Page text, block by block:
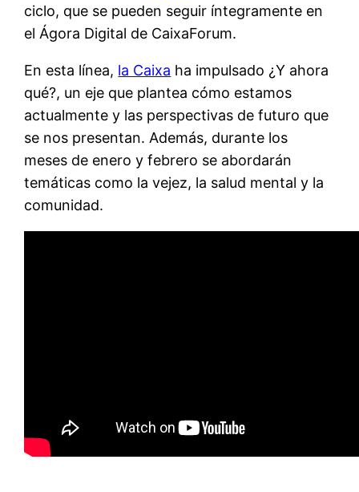
ciclo, que se pueden seguir íntegramente en
el Ágora Digital de CaixaForum.
En esta línea, la Caixa ha impulsado ¿Y ahora
qué?, un eje que plantea cómo estamos
actualmente y las perspectivas de futuro que
se nos presentan. Además, durante los
meses de enero y febrero se abordarán
temáticas como la vejez, la salud mental y la
comunidad.